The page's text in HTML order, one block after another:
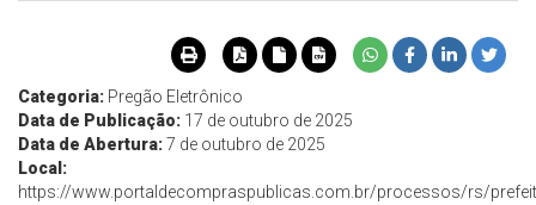
Categoria: Pregão Eletrônico
Data de Publicação: 17 de outubro de 2025
Data de Abertura:7 de outubro de 2025
Local:
https://www.portaldecompraspublicas.com.br/processos/rs/